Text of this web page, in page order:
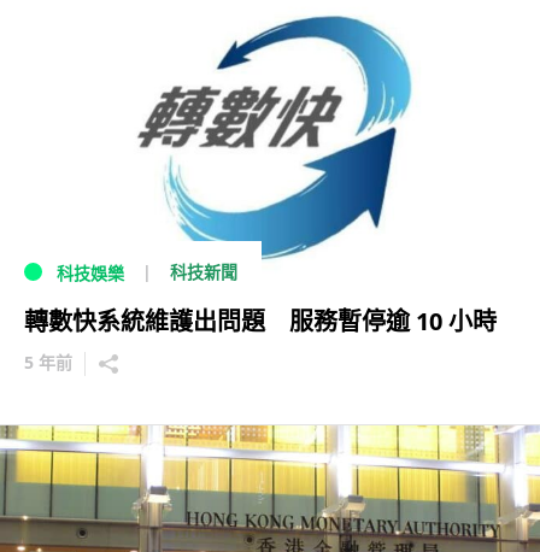
科技娛樂 科技新聞
轉數快系統維護出問題 服務暫停逾 10 小時
5 年前